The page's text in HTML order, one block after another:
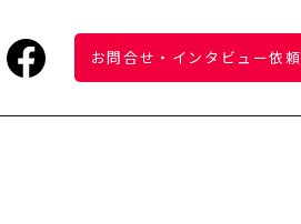
お問合せ ・ インタビュー依頼